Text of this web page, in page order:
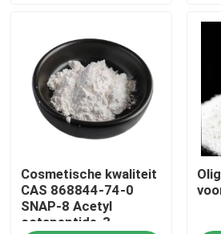
Contact de V.S.
Nieuws
Verzoek om een Citaat
Natuurlijk Installatieuittreksel
Cosmetische kwaliteit
CAS 868844-74-0
SNAP-8 Acetyl
octapeptide-3